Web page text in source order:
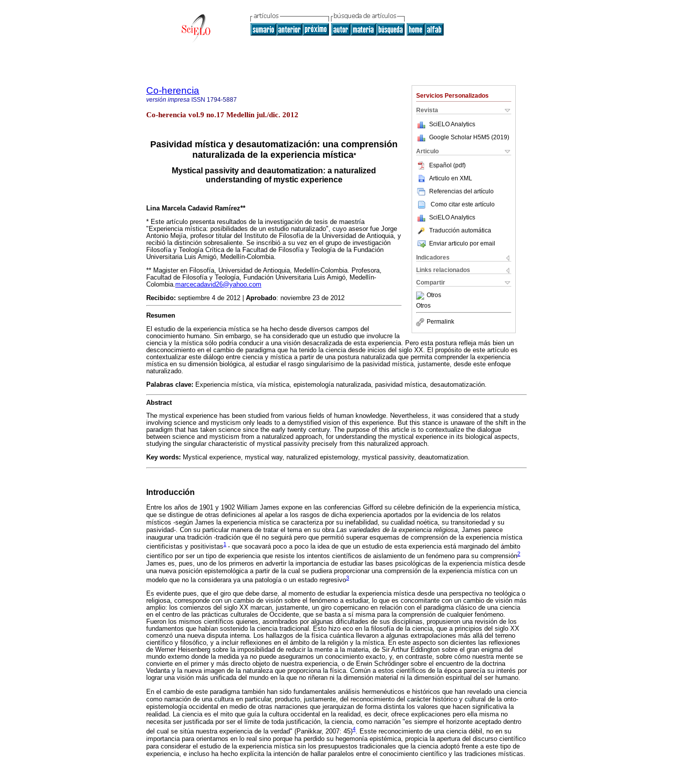
Servicios Personalizados
Revista
SciELO Analytics
Google Scholar H5M5 (2019)
Articulo
Español (pdf)
Articulo en XML
Referencias del artículo
Como citar este artículo
SciELO Analytics
Traducción automática
Enviar articulo por email
Indicadores
Links relacionados
Compartir
Otros
Otros
Permalink
Co-herencia
versión impresa ISSN 1794-5887
Co-herencia vol.9 no.17 Medellín jul./dic. 2012
Pasividad mística y desautomatización: una comprensión
naturalizada de la experiencia mística*
Mystical passivity and deautomatization: a naturalized
understanding of mystic experience
Lina Marcela Cadavid Ramírez**
* Este artículo presenta resultados de la investigación de tesis de maestría
"Experiencia mística: posibilidades de un estudio naturalizado", cuyo asesor fue Jorge
Antonio Mejía, profesor titular del Instituto de Filosofía de la Universidad de Antioquia, y
recibió la distinción sobresaliente. Se inscribió a su vez en el grupo de investigación
Filosofía y Teología Crítica de la Facultad de Filosofía y Teología de la Fundación
Universitaria Luis Amigó, Medellín-Colombia.
** Magister en Filosofía, Universidad de Antioquia, Medellín-Colombia. Profesora,
Facultad de Filosofía y Teología, Fundación Universitaria Luis Amigó, Medellín-
Colombia. marcecadavid26@yahoo.com
Recibido: septiembre 4 de 2012 | Aprobado: noviembre 23 de 2012
Resumen
El estudio de la experiencia mística se ha hecho desde diversos campos del
conocimiento humano. Sin embargo, se ha considerado que un estudio que involucre la
ciencia y la mística sólo podría conducir a una visión desacralizada de esta experiencia. Pero esta postura refleja más bien un
desconocimiento en el cambio de paradigma que ha tenido la ciencia desde inicios del siglo XX. El propósito de este artículo es
contextualizar este diálogo entre ciencia y mística a partir de una postura naturalizada que permita comprender la experiencia
mística en su dimensión biológica, al estudiar el rasgo singularísimo de la pasividad mística, justamente, desde este enfoque
naturalizado.
Palabras clave: Experiencia mística, vía mística, epistemología naturalizada, pasividad mística, desautomatización.
Abstract
The mystical experience has been studied from various fields of human knowledge. Nevertheless, it was considered that a study
involving science and mysticism only leads to a demystified vision of this experience. But this stance is unaware of the shift in the
paradigm that has taken science since the early twenty century. The purpose of this article is to contextualize the dialogue
between science and mysticism from a naturalized approach, for understanding the mystical experience in its biological aspects,
studying the singular characteristic of mystical passivity precisely from this naturalized approach.
Key words: Mystical experience, mystical way, naturalized epistemology, mystical passivity, deautomatization.
Introducción
Entre los años de 1901 y 1902 William James expone en las conferencias Gifford su célebre definición de la experiencia mística,
que se distingue de otras definiciones al apelar a los rasgos de dicha experiencia aportados por la evidencia de los relatos
místicos -según James la experiencia mística se caracteriza por su inefabilidad, su cualidad noética, su transitoriedad y su
pasividad-. Con su particular manera de tratar el tema en su obra Las variedades de la experiencia religiosa, James parece
inaugurar una tradición -tradición que él no seguirá pero que permitió superar esquemas de comprensión de la experiencia mística
cientificistas y positivistas1 - que socavará poco a poco la idea de que un estudio de esta experiencia está marginado del ámbito
científico por ser un tipo de experiencia que resiste los intentos científicos de aislamiento de un fenómeno para su comprensión2
James es, pues, uno de los primeros en advertir la importancia de estudiar las bases psicológicas de la experiencia mística desde
una nueva posición epistemológica a partir de la cual se pudiera proporcionar una comprensión de la experiencia mística con un
modelo que no la considerara ya una patología o un estado regresivo3
Es evidente pues, que el giro que debe darse, al momento de estudiar la experiencia mística desde una perspectiva no teológica o
religiosa, corresponde con un cambio de visión sobre el fenómeno a estudiar, lo que es concomitante con un cambio de visión más
amplio: los comienzos del siglo XX marcan, justamente, un giro copernicano en relación con el paradigma clásico de una ciencia
en el centro de las prácticas culturales de Occidente, que se basta a sí misma para la comprensión de cualquier fenómeno.
Fueron los mismos científicos quienes, asombrados por algunas dificultades de sus disciplinas, propusieron una revisión de los
fundamentos que habían sostenido la ciencia tradicional. Esto hizo eco en la filosofía de la ciencia, que a principios del siglo XX
comenzó una nueva disputa interna. Los hallazgos de la física cuántica llevaron a algunas extrapolaciones más allá del terreno
científico y filosófico, y a incluir reflexiones en el ámbito de la religión y la mística. En este aspecto son dicientes las reflexiones
de Werner Heisenberg sobre la imposibilidad de reducir la mente a la materia, de Sir Arthur Eddington sobre el gran enigma del
mundo externo donde la medida ya no puede asegurarnos un conocimiento exacto, y, en contraste, sobre cómo nuestra mente se
convierte en el primer y más directo objeto de nuestra experiencia, o de Erwin Schrödinger sobre el encuentro de la doctrina
Vedanta y la nueva imagen de la naturaleza que proporciona la física. Común a estos científicos de la época parecía su interés por
lograr una visión más unificada del mundo en la que no riñeran ni la dimensión material ni la dimensión espiritual del ser humano.
En el cambio de este paradigma también han sido fundamentales análisis hermenéuticos e históricos que han revelado una ciencia
como narración de una cultura en particular, producto, justamente, del reconocimiento del carácter histórico y cultural de la onto-
epistemología occidental en medio de otras narraciones que jerarquizan de forma distinta los valores que hacen significativa la
realidad. La ciencia es el mito que guía la cultura occidental en la realidad, es decir, ofrece explicaciones pero ella misma no
necesita ser justificada por ser el límite de toda justificación, la ciencia, como narración "es siempre el horizonte aceptado dentro
del cual se sitúa nuestra experiencia de la verdad" (Panikkar, 2007: 45)4
. Esste reconocimiento de una ciencia débil, no en su
importancia para orientarnos en lo real sino porque ha perdido su hegemonía epistémica, propicia la apertura del discurso científico
para considerar el estudio de la experiencia mística sin los presupuestos tradicionales que la ciencia adoptó frente a este tipo de
experiencia, e incluso ha hecho explícita la intención de hallar paralelos entre el conocimiento científico y las tradiciones místicas.